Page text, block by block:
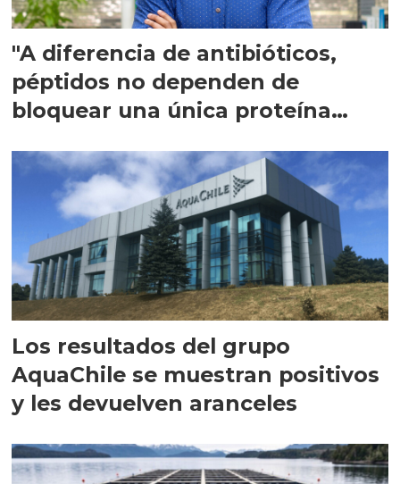
"A diferencia de antibióticos,
péptidos no dependen de
bloquear una única proteína
Los resultados del grupo
AquaChile se muestran positivos
y les devuelven aranceles